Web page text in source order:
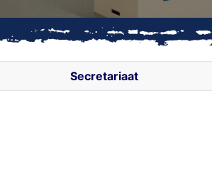
Secretariaat